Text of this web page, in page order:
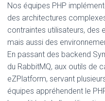
Nos équipes PHP
des architectures
contraintes utilisateurs, des
mais aussi des
En passant des backend
du RabbitMQ, aux outils de
eZPlatform, servant
équipes appréhendent le